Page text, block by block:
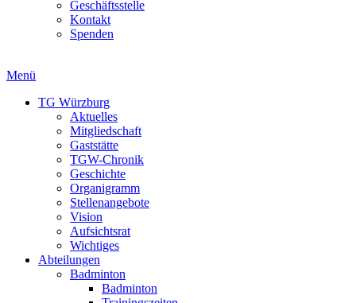
Geschäftsstelle
Kontakt
Spenden
Menü
TG Würzburg
Aktuelles
Mitgliedschaft
Gaststätte
TGW-Chronik
Geschichte
Organigramm
Stellenangebote
Vision
Aufsichtsrat
Wichtiges
Abteilungen
Badminton
Badminton